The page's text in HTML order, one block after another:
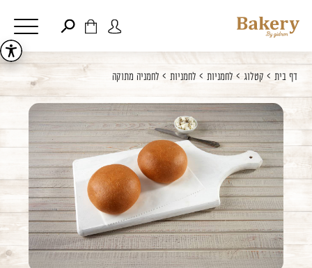
חלונית
עגלה
חלונית
משתמש
אין מוצרים בעגלה
סגור
כבר רשומים? התחברו
זכור אותי שכחתי סיסמה
דף בית קטלוג לחמניות לחמניות לחמניה מתוקה